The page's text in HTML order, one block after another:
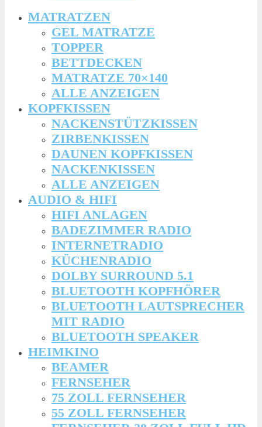
MATRATZEN
GEL MATRATZE
TOPPER
BETTDECKEN
MATRATZE 70×140
ALLE ANZEIGEN
KOPFKISSEN
NACKENSTÜTZKISSEN
ZIRBENKISSEN
DAUNEN KOPFKISSEN
NACKENKISSEN
ALLE ANZEIGEN
AUDIO & HIFI
HIFI ANLAGEN
BADEZIMMER RADIO
INTERNETRADIO
KÜCHENRADIO
DOLBY SURROUND 5.1
BLUETOOTH KOPFHÖRER
BLUETOOTH LAUTSPRECHER
MIT RADIO
BLUETOOTH SPEAKER
HEIMKINO
BEAMER
FERNSEHER
75 ZOLL FERNSEHER
55 ZOLL FERNSEHER